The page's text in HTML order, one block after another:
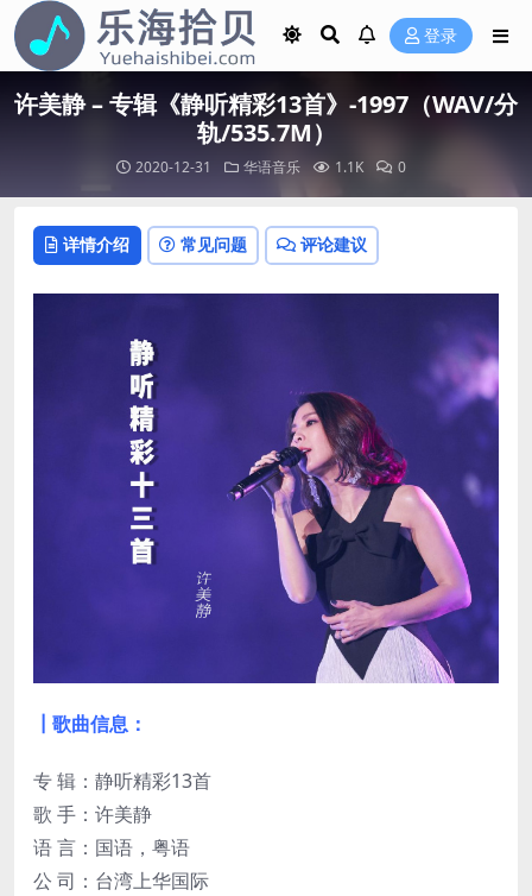
登录
许美静 – 专辑《静听精彩13首》-1997（WAV/分
轨/535.7M）
2020-12-31 华语音乐 1.1K 0
详情介绍 常见问题 评论建议
┃歌曲信息：
专 辑：静听精彩13首
歌 手：许美静
语 言：国语，粤语
公 司：台湾上华国际